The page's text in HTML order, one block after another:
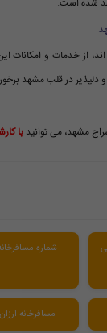
شده است.
از خدمات و امکانات
دلپذیر در قلب مشهد
مشهد، می توانید با
شماره
مسافرخانه